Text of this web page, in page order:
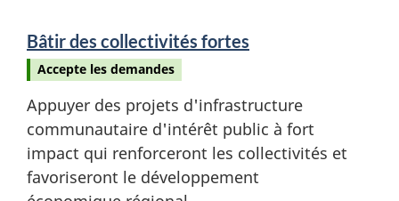
Bâtir des collectivités fortes
Accepte les demandes
Appuyer des projets d'infrastructure
communautaire d'intérêt public à fort
impact qui renforceront les collectivités et
favoriseront le développement